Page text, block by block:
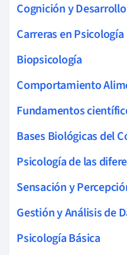
Cognición y Desarrollo
Carreras en Psicología
Biopsicología
Comportamiento
Fundamentos
Bases Biológicas del
Psicología de las
Sensación y
Gestión y Análisis de
Psicología Básica